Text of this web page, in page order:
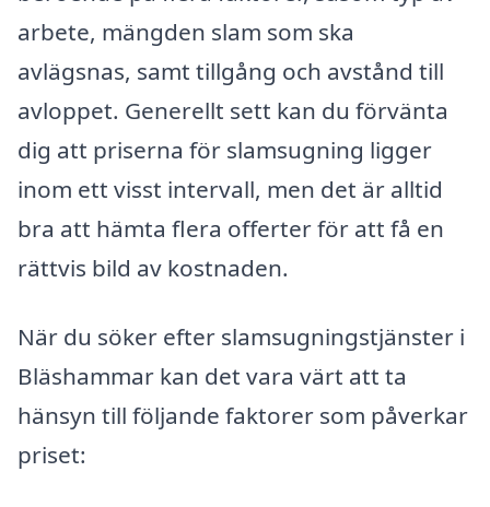
arbete, mängden slam som ska
avlägsnas, samt tillgång och avstånd till
avloppet. Generellt sett kan du förvänta
dig att priserna för slamsugning ligger
inom ett visst intervall, men det är alltid
bra att hämta flera offerter för att få en
rättvis bild av kostnaden.
När du söker efter slamsugningstjänster i
Bläshammar kan det vara värt att ta
hänsyn till följande faktorer som påverkar
priset: